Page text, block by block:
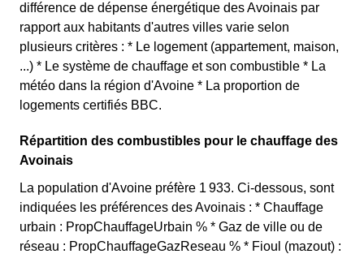
différence de dépense énergétique des Avoinais par
rapport aux habitants d'autres villes varie selon
plusieurs critères : * Le logement (appartement, maison,
...) * Le système de chauffage et son combustible * La
météo dans la région d'Avoine * La proportion de
logements certifiés BBC.
Répartition des combustibles pour le chauffage des
Avoinais
La population d'Avoine préfère 1 933. Ci-dessous, sont
indiquées les préférences des Avoinais : * Chauffage
urbain : PropChauffageUrbain % * Gaz de ville ou de
réseau : PropChauffageGazReseau % * Fioul (mazout) :